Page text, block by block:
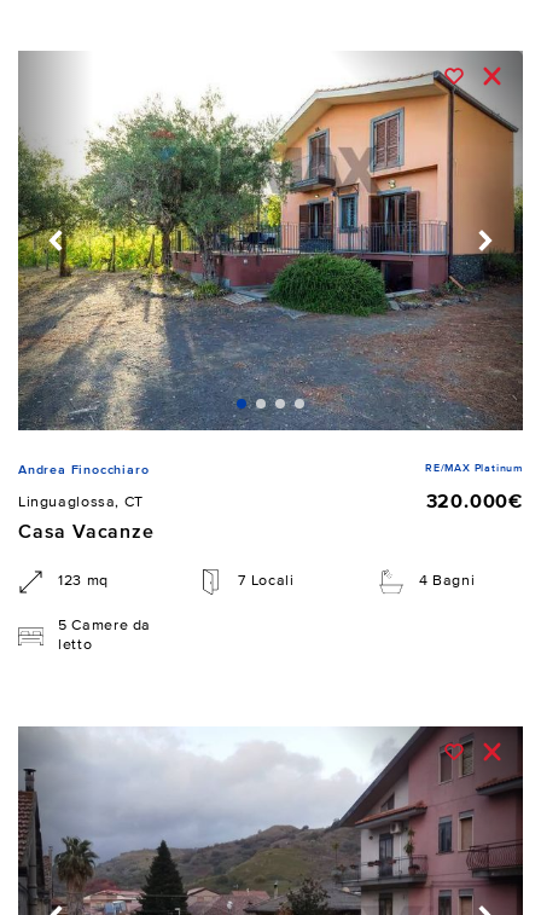
Andrea Finocchiaro RE/MAX Platinum
Linguaglossa, CT
320.000€
Casa Vacanze
123 mq 7 Locali 4 Bagni
5 Camere da
letto